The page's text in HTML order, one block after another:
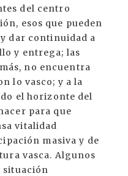
del centro
esos que pueden
dar continuidad a
y entrega; las
no encuentra
lo vasco; y a la
el horizonte del
para que
vitalidad
masiva y de
vasca. Algunos
situación